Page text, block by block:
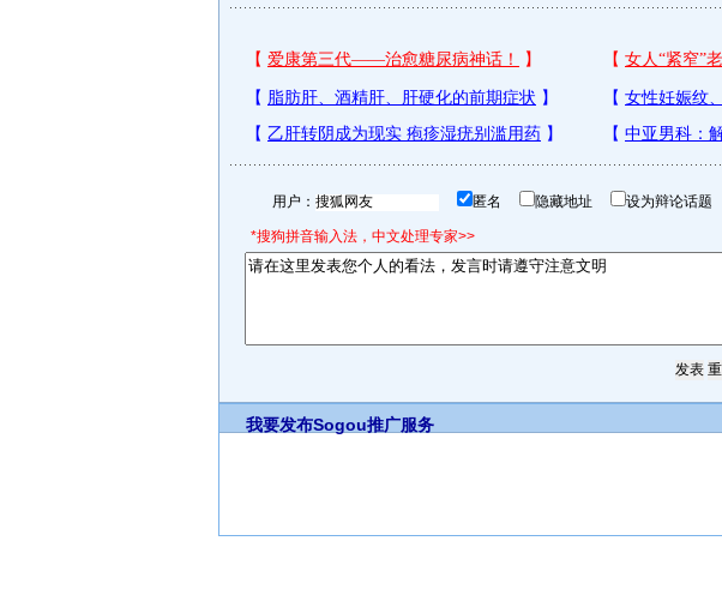
用户： 匿名 隐藏地址 设为辩论话题
*搜狗拼音输入法，中文处理专家>>
我要发布Sogou推广服务